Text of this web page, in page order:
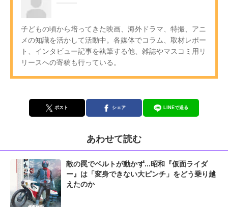
子どもの頃から培ってきた映画、海外ドラマ、特撮、アニ
メの知識を活かして活動中。各媒体でコラム、取材レポー
ト、インタビュー記事を執筆する他、雑誌やマスコミ用リ
リースへの寄稿も行っている。
ポスト シェア LINEで送る
あわせて読む
敵の罠でベルトが動かず...昭和『仮面ライダ
ー』は「変身できない大ピンチ」をどう乗り越
えたのか